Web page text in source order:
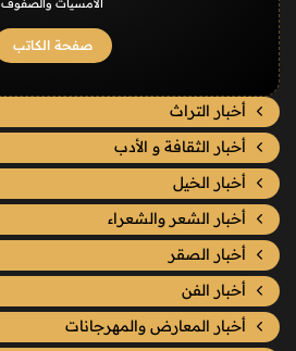
الامسيات والصفوف
صفحة الكاتب
أخبار التراث
أخبار الثقافة و الأدب
أخبار الخيل
أخبار الشعر والشعراء
أخبار الصقر
أخبار الفن
أخبار المعارض والمهرجانات